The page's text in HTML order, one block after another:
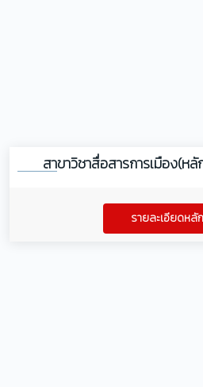
สาขาวิชาสื่อสารการเมือง(ห
รายละเอียดหลั